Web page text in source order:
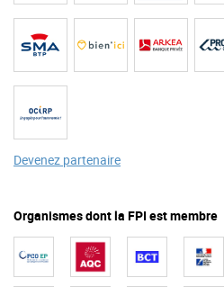
Devenez partenaire
Organismes dont la FPI est membre